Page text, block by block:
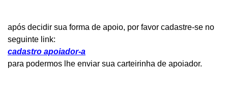
após decidir sua forma de apoio, por favor cadastre-se no
seguinte link:
cadastro apoiador-a
para podermos lhe enviar sua carteirinha de apoiador.